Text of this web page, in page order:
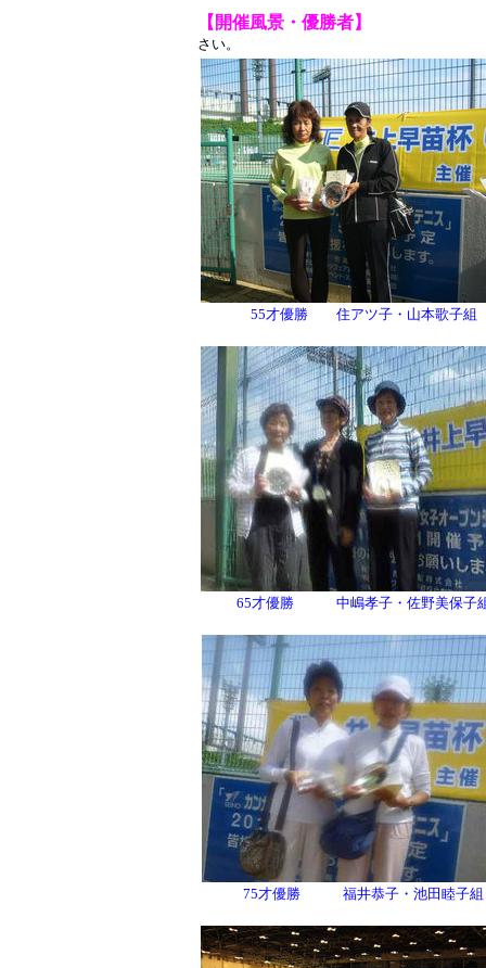
【開催風景・優勝者】
さい。
55才優勝 住アツ子・山本歌子組
65才優勝 中嶋孝子・佐野美保子
75才優勝 福井恭子・池田睦子組